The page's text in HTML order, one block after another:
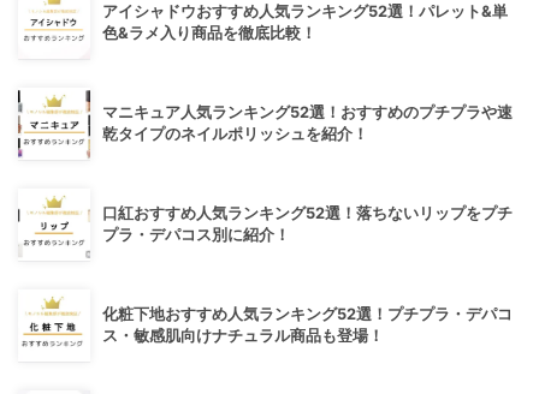
アイシャドウおすすめ人気ランキング52選！パレット&単
色&ラメ入り商品を徹底比較！
マニキュア人気ランキング52選！おすすめのプチプラや速
乾タイプのネイルポリッシュを紹介！
口紅おすすめ人気ランキング52選！落ちないリップをプチ
プラ・デパコス別に紹介！
化粧下地おすすめ人気ランキング52選！プチプラ・デパコ
ス・敏感肌向けナチュラル商品も登場！